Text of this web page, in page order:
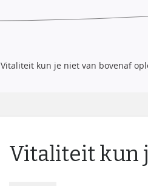
Vitaliteit kun je niet van bovenaf
Vitaliteit kun